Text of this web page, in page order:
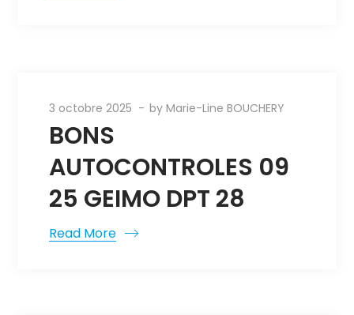
3 octobre 2025 byMarie-Line BOUCHERY
BONS
AUTOCONTROLES 09
25 GEIMO DPT 28
Read More